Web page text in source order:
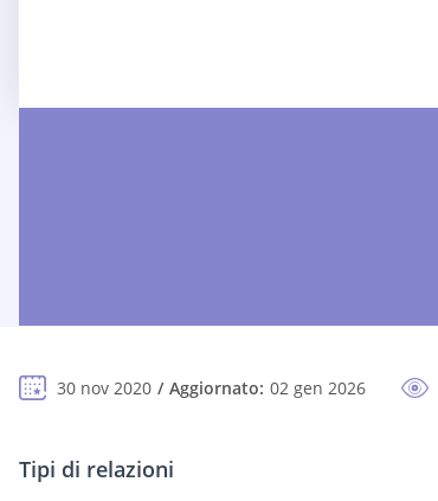
30 nov 2020 Aggiornato: 02 gen 2026
Tipi di relazioni